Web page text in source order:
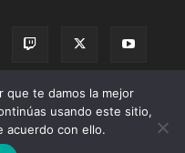
Contenido
Publicidad
y Condiciones
que te damos la mejor
usando este sitio,
acuerdo con ello.